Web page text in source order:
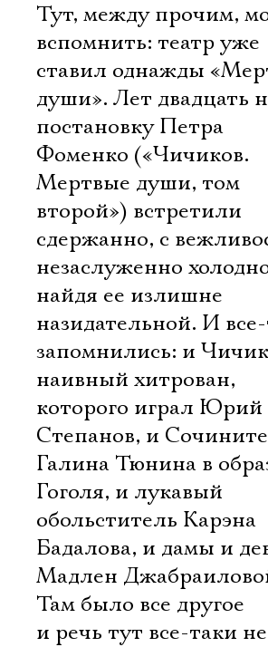
Тут, между прочим,
вспомнить: театр уже
ставил однажды
души». Лет двадцать
постановку Петра
Фоменко («Чичиков.
Мертвые души, том
второй») встретили
сдержанно, с
незаслуженно
найдя ее излишне
назидательной. И
запомнились: и
наивный хитрован,
которого играл Юрий
Степанов, и
Галина Тюнина в
Гоголя, и лукавый
обольститель Карэна
Бадалова, и дамы и
Мадлен
Там было все другое 
и речь тут все-таки не